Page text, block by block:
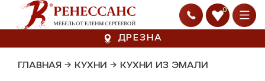
0
ДРЕЗНА
ГЛАВНАЯ → КУХНИ → КУХНИ ИЗ ЭМАЛИ